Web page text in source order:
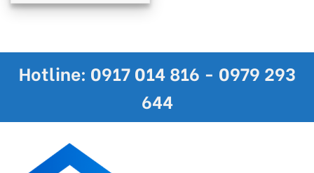
Hotline: 0917 014 816 - 0979 293
644